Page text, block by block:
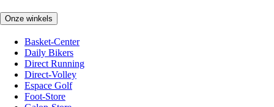
Onze winkels
Basket-Center
Daily Bikers
Direct Running
Direct-Volley
Espace Golf
Foot-Store